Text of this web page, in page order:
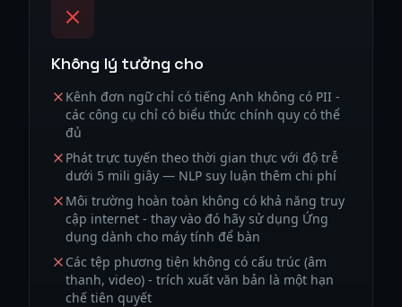
Không lý tưởng cho
Kênh đơn ngữ chỉ có tiếng Anh không có PII -
các công cụ chỉ có biểu thức chính quy có thể
đủ
Phát trực tuyến theo thời gian thực với độ trễ
dưới 5 mili giây — NLP suy luận thêm chi phí
Môi trường hoàn toàn không có khả năng truy
cập internet - thay vào đó hãy sử dụng Ứng
dụng dành cho máy tính để bàn
Các tệp phương tiện không có cấu trúc (âm
thanh, video) - trích xuất văn bản là một hạn
chế tiên quyết